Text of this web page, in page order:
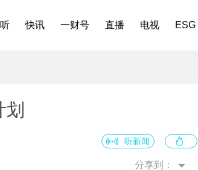
快讯 一财号 直播 电视 ESG
听新闻
分享到：